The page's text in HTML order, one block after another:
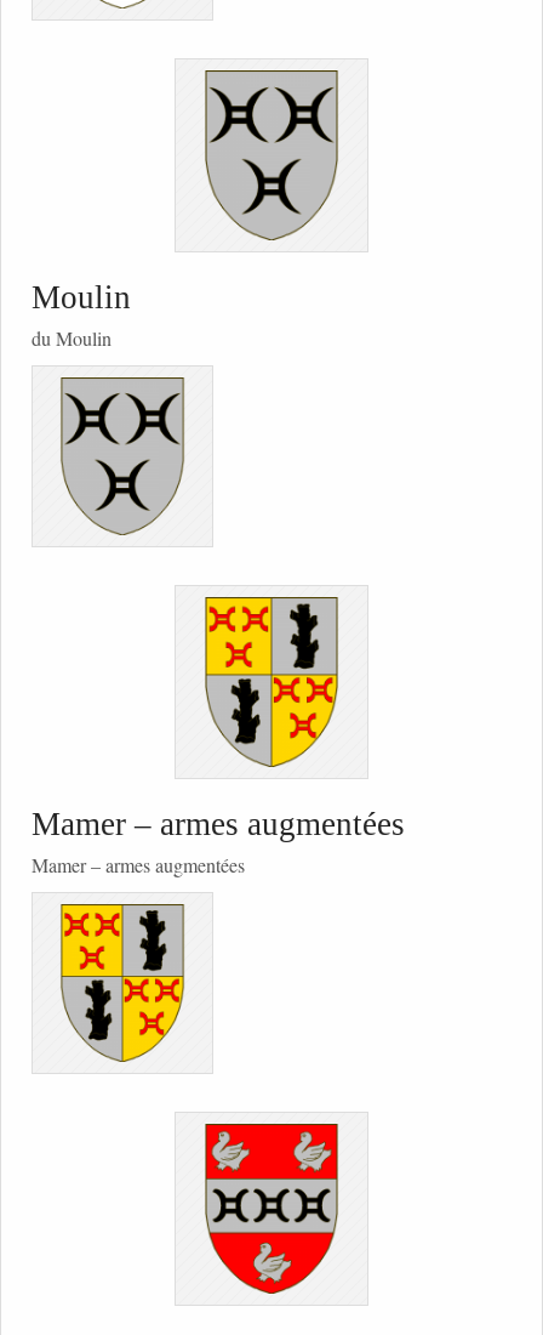
Moulin
du Moulin
Mamer – armes augmentées
Mamer – armes augmentées